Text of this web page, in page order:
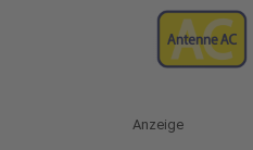
Anzeige